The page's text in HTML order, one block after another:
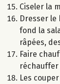
Ciseler la
Dresser le
fond la
râpées,
Faire
réchauffer
Les